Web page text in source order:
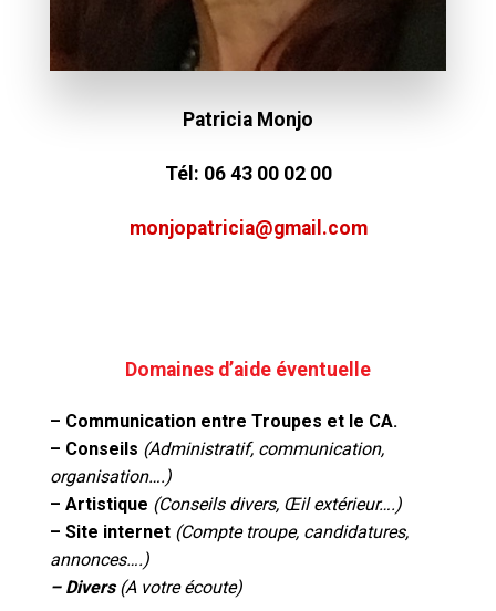
Patricia Monjo
Tél: 06 43 00 02 00
monjopatricia@gmail.com
Domaines d’aide éventuelle
– Communication entre Troupes et le CA.
– Conseils (Administratif, communication,
organisation….)
– Artistique (Conseils divers, Œil extérieur….)
– Site internet (Compte troupe, candidatures,
annonces….)
– Divers(A votre écoute)